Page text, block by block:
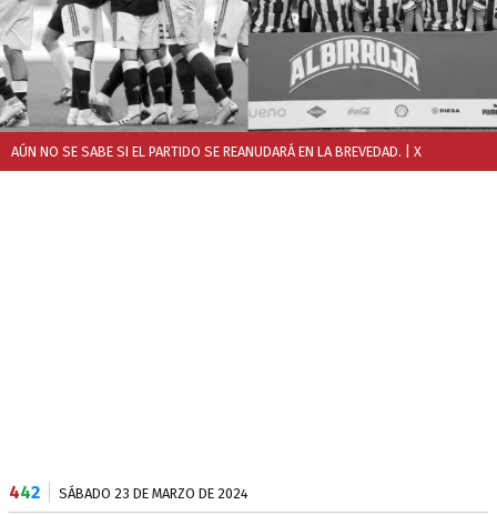
AÚN NO SE SABE SI EL PARTIDO SE REANUDARÁ EN LA BREVEDAD. | X
442 SÁBADO 23 DE MARZO DE 2024